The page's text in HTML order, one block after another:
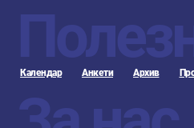
Календар Анкети Архив